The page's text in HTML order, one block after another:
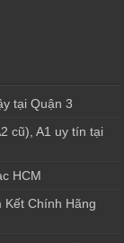
tại Quận 3
cũ), A1 uy tín tại
HCM
Kết Chính Hãng